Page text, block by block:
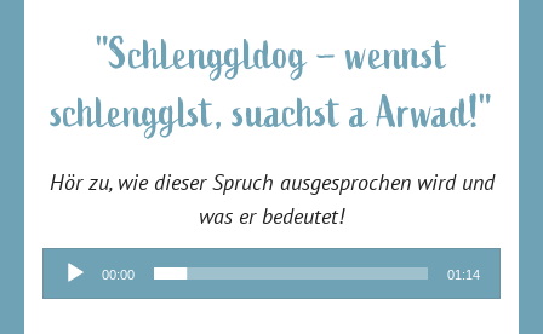
"Schlenggldog – wennst
schlengglst, suachst a Arwad!"
Hör zu, wie dieser Spruch ausgesprochen wird und
was er bedeutet!
Audio-
Player
00:00 01:14